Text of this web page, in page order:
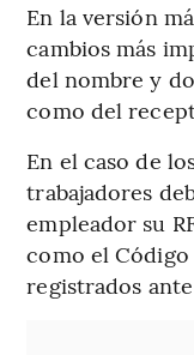
En la versión
cambios más
del nombre y
como del
En el caso de
trabajadores
empleador su
como el
registrados